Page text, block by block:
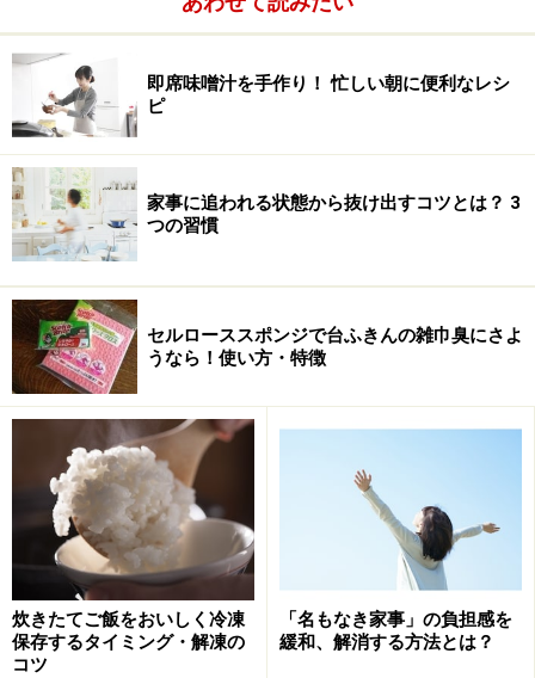
即席味噌汁を手作り！ 忙しい朝に便利なレシ
ピ
家事に追われる状態から抜け出すコツとは？ 3
つの習慣
セルローススポンジで台ふきんの雑巾臭にさよ
うなら！使い方・特徴
炊きたてご飯をおいしく冷凍
保存するタイミング・解凍の
コツ
「名もなき家事」の負担感を
緩和、解消する方法とは？